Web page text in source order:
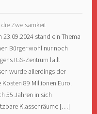
die Zweisamkeit
23.09.2024 stand ein Thema
Bürger wohl nur noch
IGS-Zentrum fällt
wurde allerdings der
89 Millionen Euro.
55 Jahren in sich
Klassenräume […]